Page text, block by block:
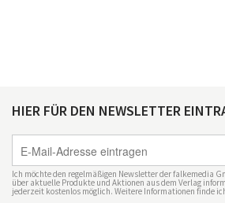
HIER FÜR DEN NEWSLETTER
Ich möchte den regelmäßigen Newsletter der falkemedia
über aktuelle Produkte und Aktionen aus dem Verlag
jederzeit kostenlos möglich. Weitere Informationen finde